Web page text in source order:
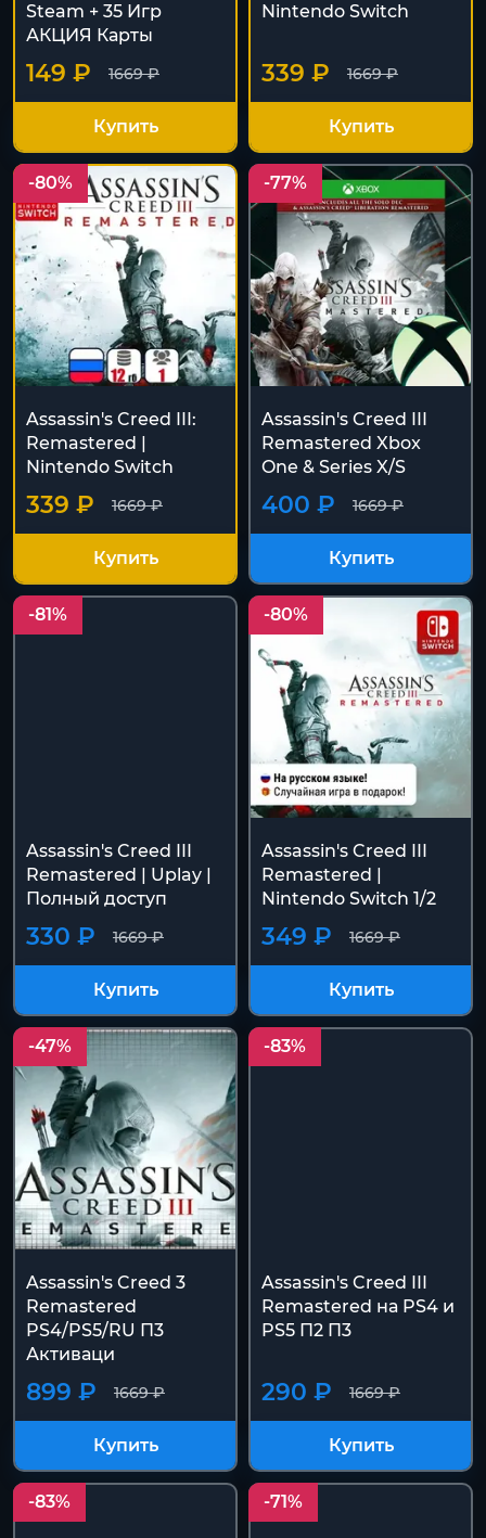
Steam + 35 Игр
АКЦИЯ Карты
1669 ₽
149 ₽
Купить
Nintendo Switch
1669 ₽
339 ₽
Купить
-80%
Assassin's Creed III:
Remastered |
Nintendo Switch
1669 ₽
339 ₽
Купить
-77%
Assassin's Creed III
Remastered Xbox
One & Series X/S
1669 ₽
400 ₽
Купить
-81%
Assassin's Creed III
Remastered | Uplay |
Полный доступ
1669 ₽
330 ₽
Купить
-80%
Assassin's Creed III
Remastered |
Nintendo Switch 1/2
1669 ₽
349 ₽
Купить
-47%
Assassin's Creed 3
Remastered
PS4/PS5/RU П3
Активаци
1669 ₽
899 ₽
Купить
-83%
Assassin's Creed III
Remastered на PS4 и
PS5 П2 П3
1669 ₽
290 ₽
Купить
-83% -71%